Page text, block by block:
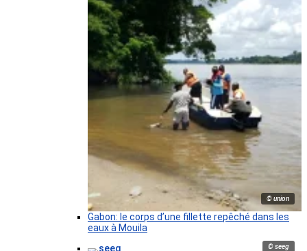
© union
Gabon: le corps d’une fillette repêché dans les
eaux à Mouila
© seeg